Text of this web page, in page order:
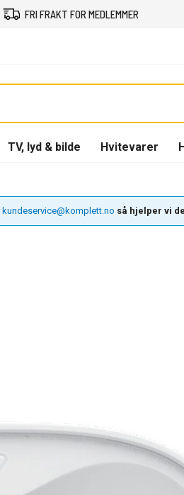
FRI FRAKT FOR MEDLEMMER
TV, lyd & bilde Hvitevarer
kundeservice@komplett.no så hjelper vi